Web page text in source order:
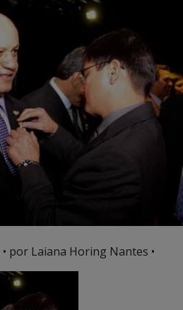
• por Laiana Horing Nantes •